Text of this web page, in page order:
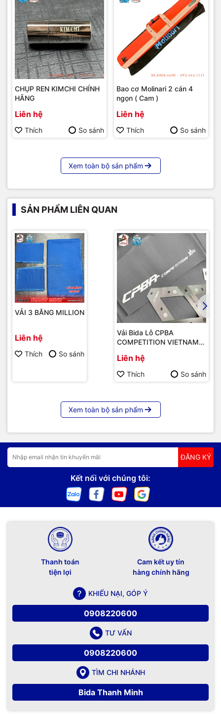
CHỤP REN KIMCHI CHÍNH
HÃNG
Liên hệ
Thích So sánh
Bao cơ Molinari 2 cán 4
ngọn ( Cam )
Liên hệ
Thích So sánh
Xem toàn bộ sản phẩm
SẢN PHẨM LIÊN QUAN
VẢI 3 BĂNG MILLION
Liên hệ
Thích So sánh
Vải Bida Lỗ CPBA
COMPETITION VIETNAM
Liên hệ
Thích So sánh
Xem toàn bộ sản phẩm
ĐĂNG KÝ
Kết nối với chúng tôi:
Thanh toán
tiện lợi
Cam kết uy tín
hàng chính hãng
KHIẾU NẠI, GÓP Ý
0908220600
TƯ VẤN
0908220600
TÌM CHI NHÁNH
Bida Thanh Minh